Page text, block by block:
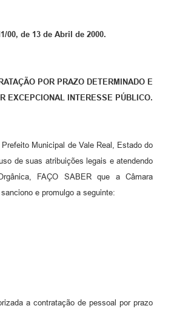
00, de 13 de Abril de 2000.
POR PRAZO DETERMINADO E
EXCEPCIONAL INTERESSE PÚBLICO.
Municipal de Vale Real, Estado do
de suas atribuições legais e atendendo
FAÇO SABER que a Câmara
e promulgo a seguinte:
a contratação de pessoal por prazo